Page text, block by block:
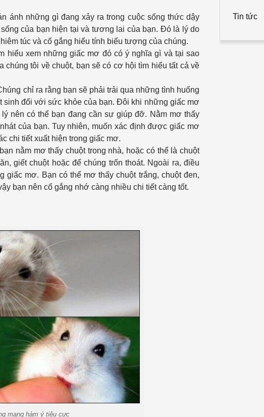
ánh những gì đang xảy ra trong cuộc sống thức dậy
của bạn hiện tại và tương lai của bạn. Đó là lý do
túc và cố gắng hiểu tính biểu tượng của chúng.
hiểu xem những giấc mơ đó có ý nghĩa gì và tại sao
chúng tôi về chuột, bạn sẽ có cơ hội tìm hiểu tất cả về
chỉ ra rằng bạn sẽ phải trải qua những tình huống
sinh đối với sức khỏe của bạn. Đôi khi những giấc mơ
nên có thể bạn đang cần sự giúp đỡ. Nằm mơ thấy
của bạn. Tuy nhiên, muốn xác định được giấc mơ
chi tiết xuất hiện trong giấc mơ.
nằm mơ thấy chuột trong nhà, hoặc có thể là chuột
giết chuột hoặc để chúng trốn thoát. Ngoài ra, điều
giấc mơ. Bạn có thể mơ thấy chuột trắng, chuột đen,
bạn nên cố gắng nhớ càng nhiều chi tiết càng tốt.
mang hàm ý tiêu cực
Tin tức